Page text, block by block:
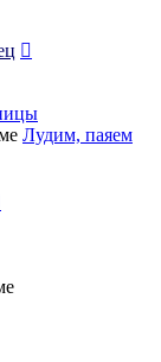
Лудим, паяем